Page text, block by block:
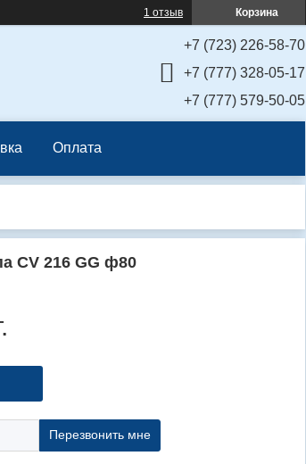
Корзина
1 отзыв
+7 (723) 226-58-70
+7 (777) 328-05-17
+7 (777) 579-50-05
Оплата
CV 216 GG ф80
Перезвонить мне